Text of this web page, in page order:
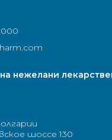
нежелани
шоссе 130